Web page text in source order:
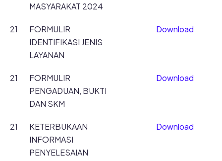
MASYARAKAT 2024
21
FORMULIR
IDENTIFIKASI JENIS
LAYANAN
Download
21
FORMULIR
PENGADUAN, BUKTI
DAN SKM
Download
21
KETERBUKAAN
INFORMASI
PENYELESAIAN
Download